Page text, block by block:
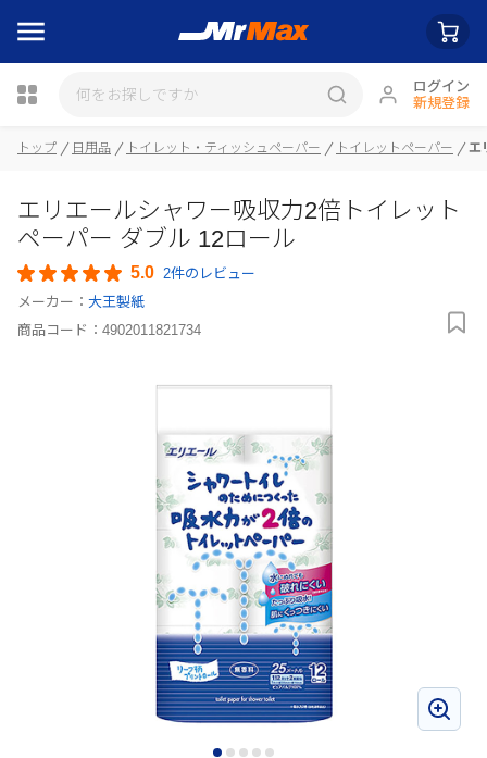
ログイン
新規登録
トップ 日用品 トイレット・ティッシュペーパー トイレットペーパー エ
エリエールシャワー吸収力2倍トイレット
ペーパー ダブル 12ロール
5.0 2件のレビュー
メーカー： 大王製紙
商品コード： 4902011821734